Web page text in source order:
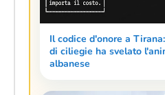
Il codice d'onore a
di ciliegie ha svelato
albanese